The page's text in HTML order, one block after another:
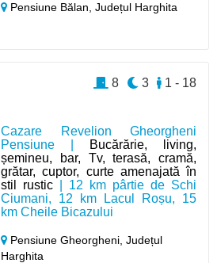
Pensiune Bălan,Județul Harghita
Cazare Revelion Gheorgheni
Pensiune |
Bucărărie, living,
șemineu, bar, Tv, terasă, cramă,
grătar, cuptor, curte amenajată în
stil rustic | 12 km pârtie de Schi
Ciumani, 12 km Lacul Roșu, 15
km Cheile Bicazului
Pensiune Gheorgheni,Județul
Harghita
1 - 18
3
8